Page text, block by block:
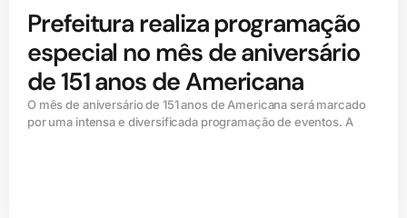
Prefeitura realiza programação
especial no mês de aniversário
de 151 anos de Americana
O mês de aniversário de 151 anos de Americana será marcado
por uma intensa e diversificada programação de eventos. A